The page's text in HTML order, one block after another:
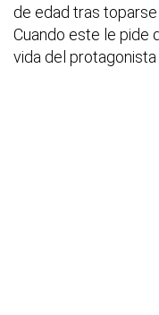
de edad tras toparse
Cuando este le pide
vida del